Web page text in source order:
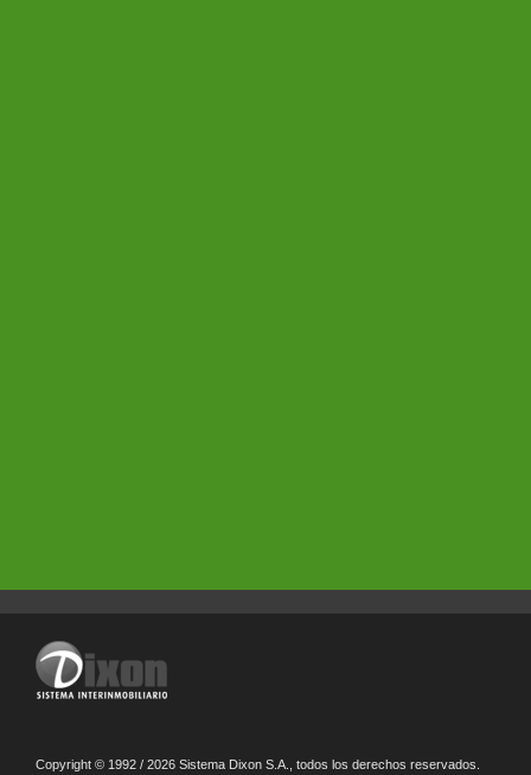
Copyright © 1992 / 2026 Sistema Dixon S.A., todos los derechos reservados.